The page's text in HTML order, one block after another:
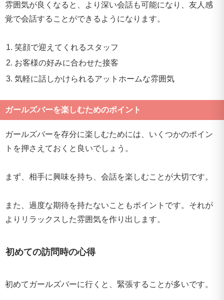
雰囲気が良くなると、より深い会話も可能になり、友人感
覚で会話することができるようになります。
笑顔で迎えてくれるスタッフ
お客様の好みに合わせた接客
気軽に話しかけられるアットホームな雰囲気
ガールズバーを楽しむためのポイント
ガールズバーを存分に楽しむためには、いくつかのポイン
トを押さえておくと良いでしょう。
まず、相手に興味を持ち、会話を楽しむことが大切です。
また、過度な期待を持たないこともポイントです。それが
よりリラックスした雰囲気を作り出します。
初めての訪問時の心得
初めてガールズバーに行くと、緊張することが多いです。